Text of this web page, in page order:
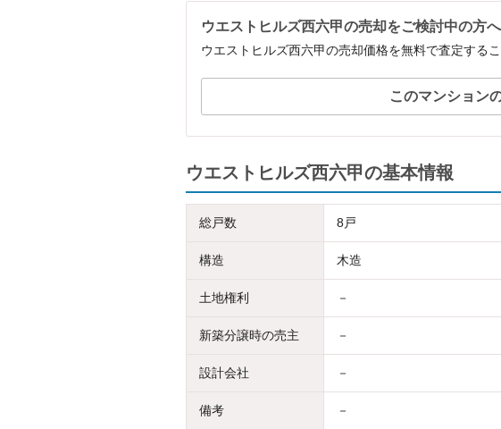
ウエストヒルズ西六甲の売却をご検討中の方へ
ウエストヒルズ西六甲の売却価格を無料で査定するこ
このマンション
ウエストヒルズ西六甲の基本情報
総戸数 8戸
構造 木造
土地権利 －
新築分譲時の売主 －
設計会社 －
備考 －